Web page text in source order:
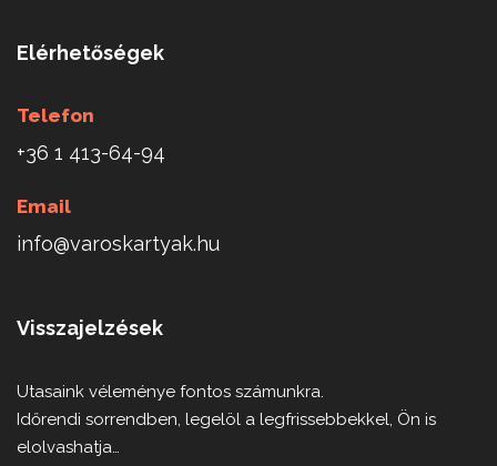
Elérhetőségek
Telefon
+36 1 413-64-94
Email
info@varoskartyak.hu
Visszajelzések
Utasaink véleménye fontos számunkra.
Időrendi sorrendben, legelöl a legfrissebbekkel, Ön is
elolvashatja…